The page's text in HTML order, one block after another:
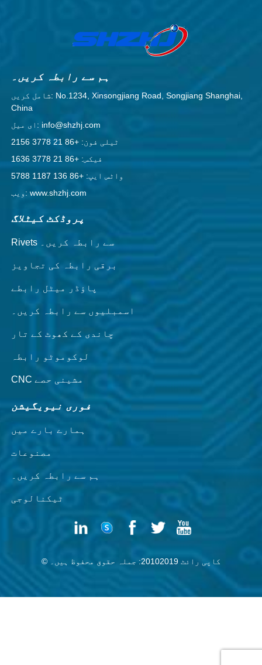
ہم سے رابطہ کریں۔
شامل کریں: No.1234, Xinsongjiang Road, Songjiang Shanghai,
China
ای میل: info@shzhj.com
ٹیلی فون: +86 21 3778 2156
فیکس: +86 21 3778 1636
واٹس ایپ: +86 136 1187 5788
ویب: www.shzhj.com
پروڈکٹ کیٹلاگ
Rivets سے رابطہ کریں۔
برقی رابطہ کی تجاویز
پاؤڈر میٹل رابطے
اسمبلیوں سے رابطہ کریں۔
چاندی کے کھوٹ کے تار
لوکوموٹو رابطہ
CNC مشینی حصے
فوری نیویگیشن
ہمارے بارے میں
مصنوعات
ہم سے رابطہ کریں۔
ٹیکنالوجی
© کاپی رائٹ 20102019: جملہ حقوق محفوظ ہیں۔